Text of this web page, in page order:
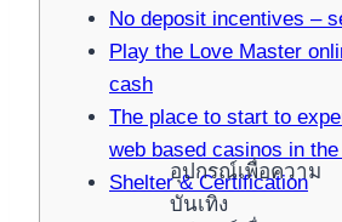
อุปกรณ์เพื่อความ
บันเทิง
No deposit incentives –
Play the Love Master
cash
The place to start to
web based casinos in
Shelter & Certification